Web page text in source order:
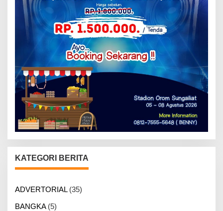
KATEGORI BERITA
ADVERTORIAL(35)
BANGKA(5)